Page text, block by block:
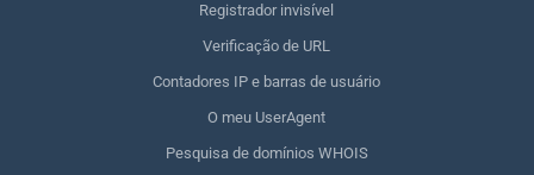
Registrador invisível
Verificação de URL
Contadores IP e barras de usuário
O meu UserAgent
Pesquisa de domínios WHOIS